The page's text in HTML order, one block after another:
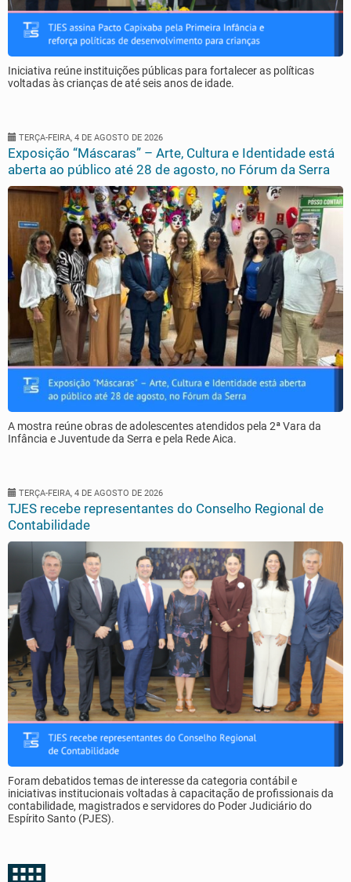
Iniciativa reúne instituições públicas para fortalecer as políticas
voltadas às crianças de até seis anos de idade.
TERÇA-FEIRA, 4 DE AGOSTO DE 2026
Exposição “Máscaras” – Arte, Cultura e Identidade está
aberta ao público até 28 de agosto, no Fórum da Serra
A mostra reúne obras de adolescentes atendidos pela 2ª Vara da
Infância e Juventude da Serra e pela Rede Aica.
TERÇA-FEIRA, 4 DE AGOSTO DE 2026
TJES recebe representantes do Conselho Regional de
Contabilidade
Foram debatidos temas de interesse da categoria contábil e
iniciativas institucionais voltadas à capacitação de profissionais da
contabilidade, magistrados e servidores do Poder Judiciário do
Espírito Santo (PJES).